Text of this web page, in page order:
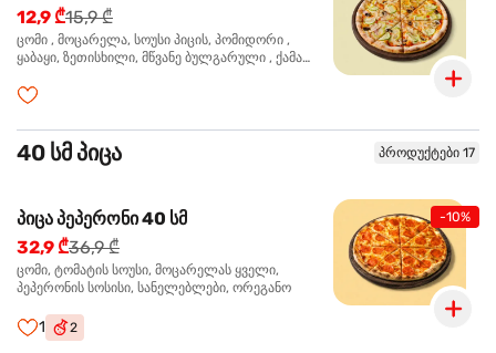
12,9 ₾15,9 ₾
ცომი , მოცარელა, სოუსი პიცის, პომიდორი ,
ყაბაყი, ზეთისხილი, მწვანე ბულგარული , ქამა
40 სმ პიცა პროდუქტები 17
-10%
პიცა პეპერონი 40 სმ
32,9 ₾36,9 ₾
ცომი, ტომატის სოუსი, მოცარელას ყველი,
პეპერონის სოსისი, სანელებლები, ორეგანო
1 2